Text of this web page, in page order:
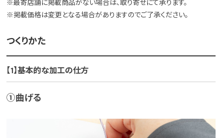
※最寄店舗に掲載商品がない場合は、取り寄せにて承ります。
※掲載価格は変更となる場合がありますのでご了承ください。
つくりかた
【1】基本的な加工の仕方
①曲げる